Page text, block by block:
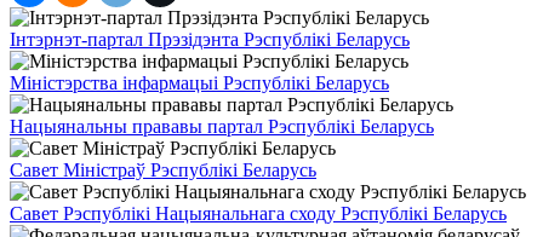
Інтэрнэт-партал Прэзідэнта Рэспублікі Беларусь
Міністэрства інфармацыі Рэспублікі Беларусь
Нацыянальны прававы партал Рэспублікі Беларусь
Савет Міністраў Рэспублікі Беларусь
Савет Рэспублікі Нацыянальнага сходу Рэспублікі Беларусь